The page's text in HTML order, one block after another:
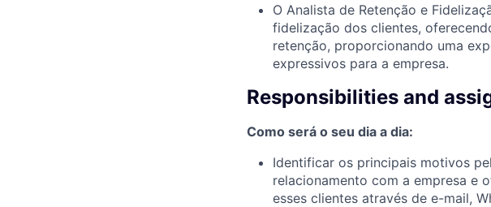
O Analista de Retenção e
fidelização dos clientes,
retenção, proporcionando uma
expressivos para a empresa.
Responsibilities and
Como será o seu dia a dia:
Identificar os principais motivos
relacionamento com a empresa e
esses clientes através de e-mail,